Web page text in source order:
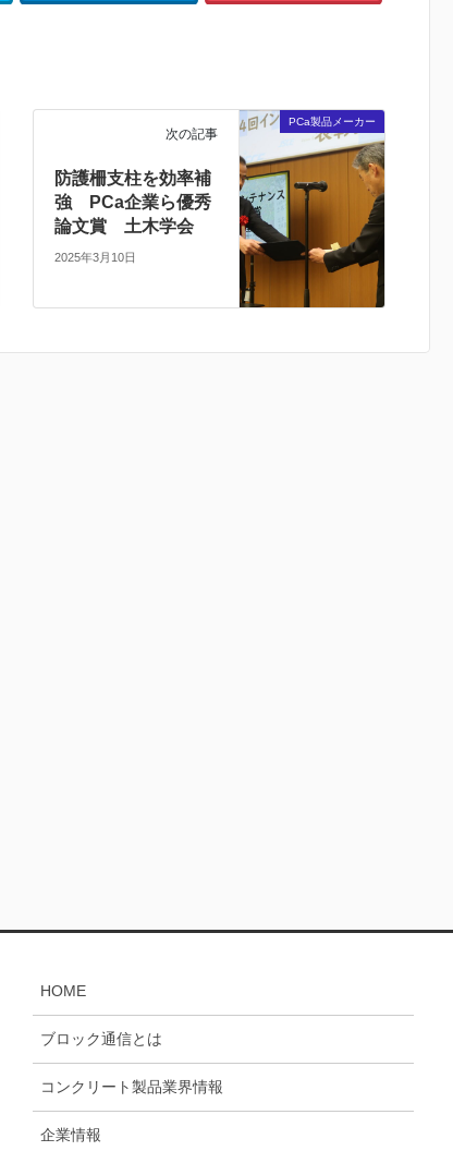
PCa製品メーカー
次の記事
防護柵支柱を効率補
強 PCa企業ら優秀
論文賞 土木学会
2025年3月10日
HOME
ブロック通信とは
コンクリート製品業界情報
企業情報